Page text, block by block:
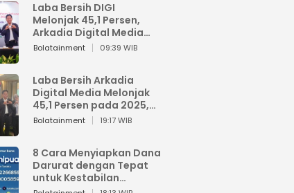
Laba Bersih DIGI
Melonjak 45,1 Persen,
Arkadia Digital Media
Perkuat Bisnis AI dan
Bolatainment 09:39 WIB
Laba Bersih Arkadia
Digital Media Melonjak
45,1 Persen pada 2025,
Sentuh Rp1,76 Miliar
Bolatainment 19:17 WIB
8 Cara Menyiapkan Dana
Darurat dengan Tepat
untuk Kestabilan
Keuangan